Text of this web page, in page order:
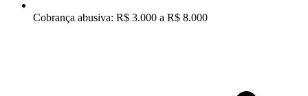
Cobrança abusiva: R$ 3.000 a R$ 8.000